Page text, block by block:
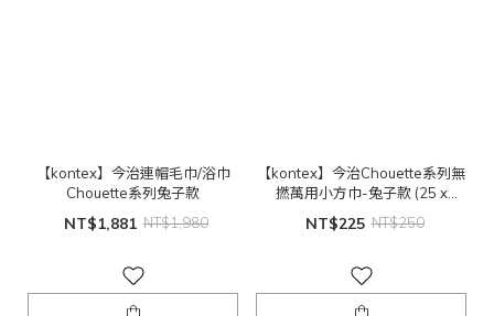
【kontex】今治連帽毛巾/浴巾
Chouette系列兔子款
NT$1,881 NT$1,980
【kontex】今治Chouette系列無
撚萬用小方巾-兔子款 (25 x
25cm)
NT$225 NT$250